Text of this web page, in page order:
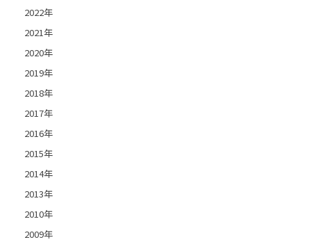
2022年
2021年
2020年
2019年
2018年
2017年
2016年
2015年
2014年
2013年
2010年
2009年